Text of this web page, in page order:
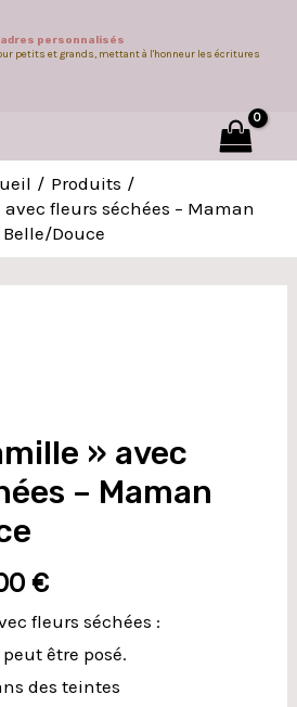
personnalisés
petits et grands, mettant à l'honneur les écritures
Produits
fleurs séchées – Maman
Belle/Douce
» avec
– Maman
€
fleurs séchées :
être posé.
des teintes